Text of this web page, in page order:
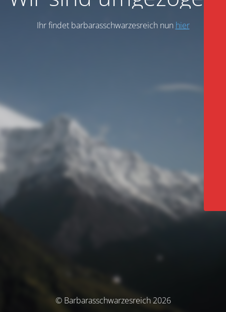
Ihr findet barbarasschwarzesreich nun hier
© Barbarasschwarzesreich 2026